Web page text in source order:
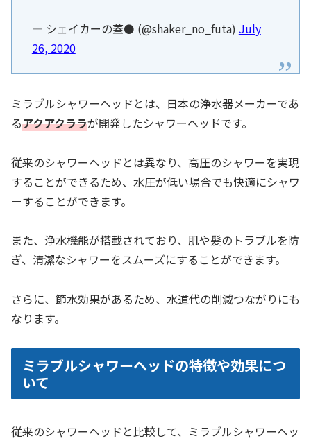
— シェイカーの蓋⚫️ (@shaker_no_futa) July
26, 2020
ミラブルシャワーヘッドとは、日本の浄水器メーカーであ
るアクアクララが開発したシャワーヘッドです。
従来のシャワーヘッドとは異なり、高圧のシャワーを実現
することができるため、水圧が低い場合でも快適にシャワ
ーすることができます。
また、浄水機能が搭載されており、肌や髪のトラブルを防
ぎ、清潔なシャワーをスムーズにすることができます。
さらに、節水効果があるため、水道代の削減つながりにも
なります。
ミラブルシャワーヘッドの特徴や効果につ
いて
従来のシャワーヘッドと比較して、ミラブルシャワーヘッ